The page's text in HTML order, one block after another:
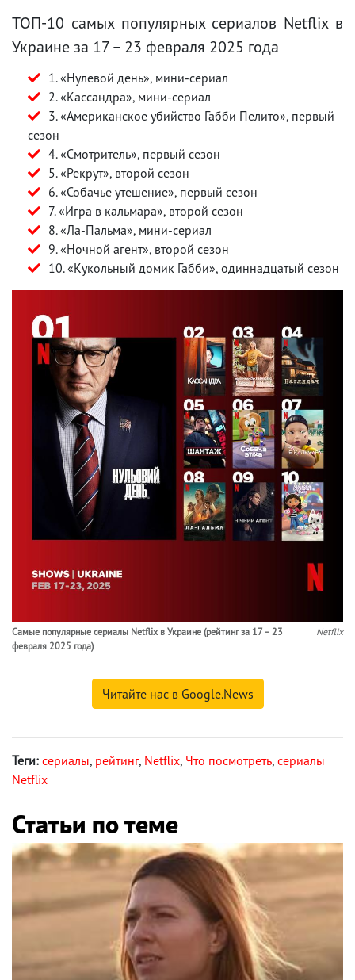
ТОП-10 самых популярных сериалов Netflix в
Украине за 17 – 23 февраля 2025 года
1. «Нулевой день», мини-сериал
2. «Кассандра», мини-сериал
3. «Американское убийство Габби Пелито», первый
сезон
4. «Смотритель», первый сезон
5. «Рекрут», второй сезон
6. «Собачье утешение», первый сезон
7. «Игра в кальмара», второй сезон
8. «Ла-Пальма», мини-сериал
9. «Ночной агент», второй сезон
10. «Кукольный домик Габби», одиннадцатый сезон
Самые популярные сериалы Netflix в Украине (рейтинг за 17 – 23
февраля 2025 года)
Netflix
Читайте нас в Google.News
Теги: сериалы, рейтинг, Netflix, Что посмотреть, сериалы
Netflix
Статьи по теме